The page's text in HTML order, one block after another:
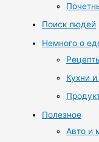
Поиск людей
Немного о
Кухни
Полезное
Авто и